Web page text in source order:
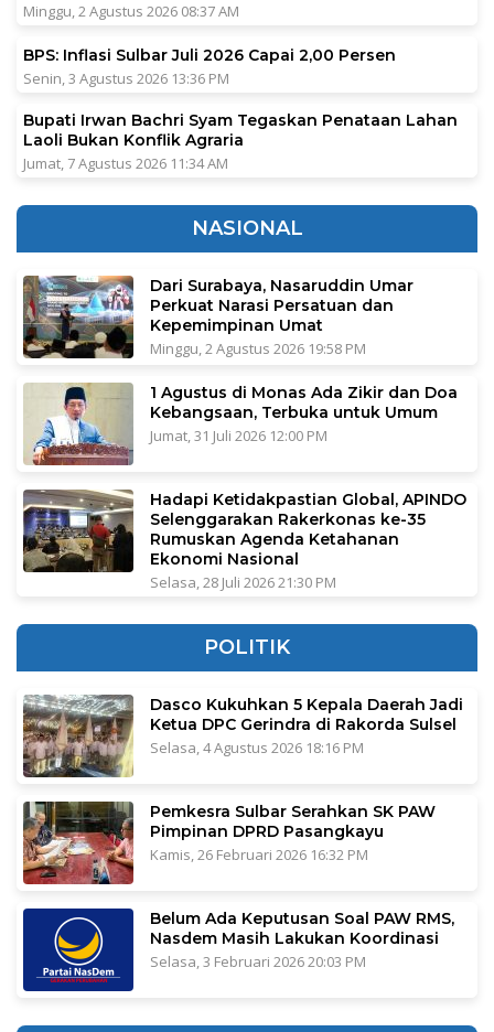
Minggu, 2 Agustus 2026 08:37 AM
BPS: Inflasi Sulbar Juli 2026 Capai 2,00 Persen
Senin, 3 Agustus 2026 13:36 PM
Bupati Irwan Bachri Syam Tegaskan Penataan Lahan
Laoli Bukan Konflik Agraria
Jumat, 7 Agustus 2026 11:34 AM
NASIONAL
Dari Surabaya, Nasaruddin Umar
Perkuat Narasi Persatuan dan
Kepemimpinan Umat
Minggu, 2 Agustus 2026 19:58 PM
1 Agustus di Monas Ada Zikir dan Doa
Kebangsaan, Terbuka untuk Umum
Jumat, 31 Juli 2026 12:00 PM
Hadapi Ketidakpastian Global, APINDO
Selenggarakan Rakerkonas ke-35
Rumuskan Agenda Ketahanan
Ekonomi Nasional
Selasa, 28 Juli 2026 21:30 PM
POLITIK
Dasco Kukuhkan 5 Kepala Daerah Jadi
Ketua DPC Gerindra di Rakorda Sulsel
Selasa, 4 Agustus 2026 18:16 PM
Pemkesra Sulbar Serahkan SK PAW
Pimpinan DPRD Pasangkayu
Kamis, 26 Februari 2026 16:32 PM
Belum Ada Keputusan Soal PAW RMS,
Nasdem Masih Lakukan Koordinasi
Selasa, 3 Februari 2026 20:03 PM